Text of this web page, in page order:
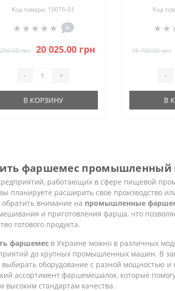
Код товара: 10076-01
0
грн 20 025.00 грн
- +
В КОРЗИНУ
Код
26 700.00 грн
-
В
фаршемес промышленный
работающих в сфере пищевой
планируете расширить свое производство
обратить внимание на промышленные
и приготовления фарша, что
готового продукта.
фаршемесв Украине можно в различных
до крупных промышленных машин. В
выбирать оборудование с разной мощностью
ассортимент фаршемешалок, которые
высоким стандартам качества.